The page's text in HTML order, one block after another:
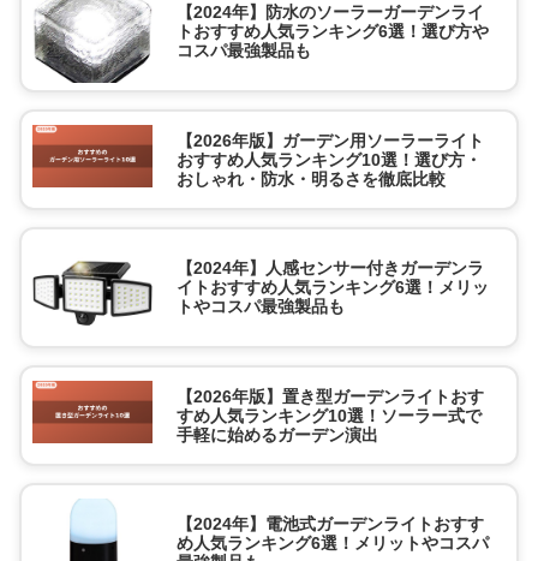
【2024年】防水のソーラーガーデンライ
トおすすめ人気ランキング6選！選び方や
コスパ最強製品も
【2026年版】ガーデン用ソーラーライト
おすすめ人気ランキング10選！選び方・
おしゃれ・防水・明るさを徹底比較
【2024年】人感センサー付きガーデンラ
イトおすすめ人気ランキング6選！メリッ
トやコスパ最強製品も
【2026年版】置き型ガーデンライトおす
すめ人気ランキング10選！ソーラー式で
手軽に始めるガーデン演出
【2024年】電池式ガーデンライトおすす
め人気ランキング6選！メリットやコスパ